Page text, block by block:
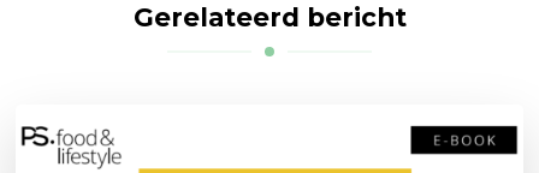
Gerelateerd bericht